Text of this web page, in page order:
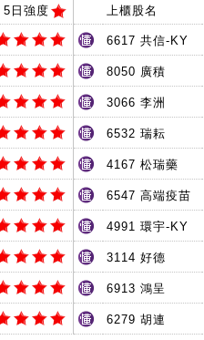
5日強度 上櫃股名
6617 共信-KY
8050 廣積
3066 李洲
6532 瑞耘
4167 松瑞藥
6547 高端疫苗
4991 環宇-KY
3114 好德
6913 鴻呈
6279 胡連